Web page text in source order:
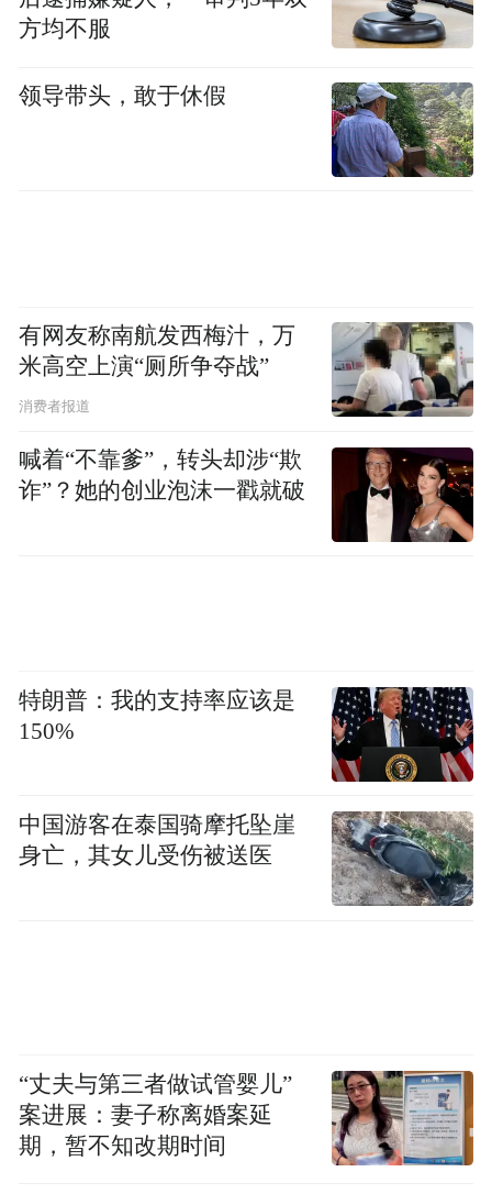
在“沙龙小组讨论”环节，来自不同领域的人
绕“人力资源产业协同优化人才生态”主题，
所延伸的“如何利用好人力资源产业市场化资
源与人才服务产品创新资源”“如何发挥中介
分组研讨。
方均不服
领导带头，敢于休假
有网友称南航发西梅汁，万
米高空上演“厕所争夺战”
消费者报道
喊着“不靠爹”，转头却涉“欺
诈”？她的创业泡沫一戳就破
特朗普：我的支持率应该是
150%
中国游客在泰国骑摩托坠崖
身亡，其女儿受伤被送医
“丈夫与第三者做试管婴儿”
案进展：妻子称离婚案延
期，暂不知改期时间